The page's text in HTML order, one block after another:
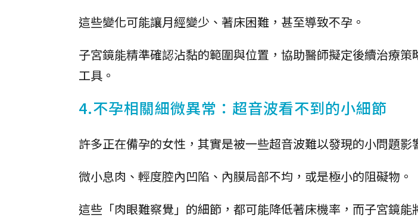
這些變化可能讓月經變少、著床困難，甚至導致不孕。
子宮鏡能精準確認沾黏的範圍與位置，協助醫師擬定後續治療
工具。
4.不孕相關細微異常：超音波看不到的小細節
許多正在備孕的女性，其實是被一些超音波難以發現的小問題影
微小息肉、輕度腔內凹陷、內膜局部不均，或是極小的阻礙物。
這些「肉眼難察覺」的細節，都可能降低著床機率，而子宮鏡